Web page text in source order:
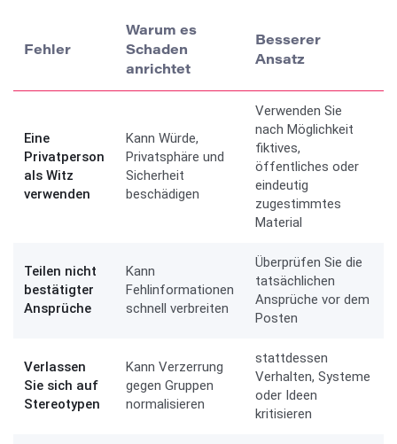
Fehler
Warum es
Schaden
anrichtet
Besserer
Ansatz
Eine
Privatperson
als Witz
verwenden
Kann Würde,
Privatsphäre und
Sicherheit
beschädigen
Verwenden Sie
nach Möglichkeit
fiktives,
öffentliches oder
eindeutig
zugestimmtes
Material
Teilen nicht
bestätigter
Ansprüche
Kann
Fehlinformationen
schnell verbreiten
Überprüfen Sie die
tatsächlichen
Ansprüche vor dem
Posten
Verlassen
Sie sich auf
Stereotypen
Kann Verzerrung
gegen Gruppen
normalisieren
stattdessen
Verhalten, Systeme
oder Ideen
kritisieren